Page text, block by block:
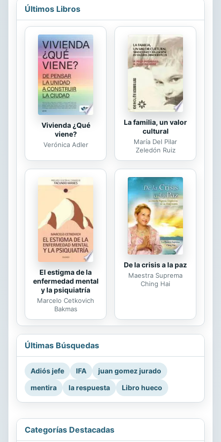
¿Es posible desarrollar nuevas
Orientación Educativa capaces de
superar las lógicas burocráticas,
tecnocráticas y rutinarias? ¿Es
posible hacer surgir una nueva
orientación e intervención
psicopedagógica a partir de un
nuevo paradigma? ¿Por dónde
comenzar? Estas y muchas otras...
Últimos Libros
Vivienda ¿Qué
viene?
Verónica Adler
La familia, un valor
cultural
María Del Pilar
Zeledón Ruiz
El estigma de la
enfermedad mental
y la psiquiatría
Marcelo Cetkovich
Bakmas
De la crisis a la paz
Maestra Suprema
Ching Hai
Últimas Búsquedas
Adiós jefe IFA
juan gomez jurado
mentira
la respuesta Libro hueco
Categorías Destacadas